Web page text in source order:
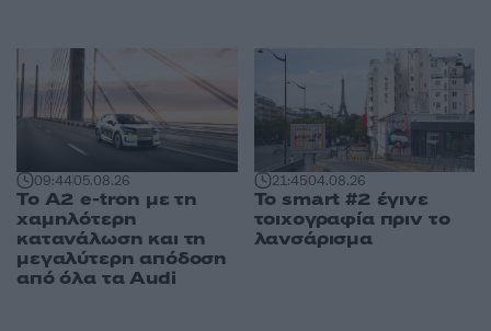
09:4405.08.26
Το A2 e-tron με τη
χαμηλότερη
κατανάλωση και τη
μεγαλύτερη απόδοση
από όλα τα Audi
21:4504.08.26
Το smart #2 έγινε
τοιχογραφία πριν το
λανσάρισμα